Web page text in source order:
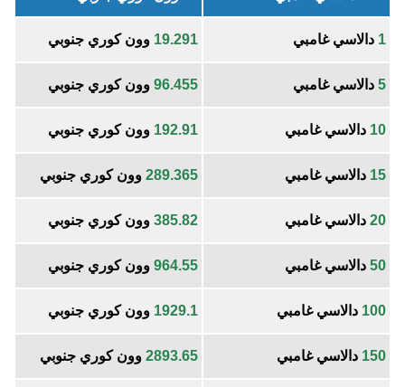
1 دالاسي غامبي 19.291 وون كوري جنوبي
5 دالاسي غامبي 96.455 وون كوري جنوبي
10 دالاسي غامبي 192.91 وون كوري جنوبي
15 دالاسي غامبي 289.365 وون كوري جنوبي
20 دالاسي غامبي 385.82 وون كوري جنوبي
50 دالاسي غامبي 964.55 وون كوري جنوبي
100 دالاسي غامبي 1929.1 وون كوري جنوبي
150 دالاسي غامبي 2893.65 وون كوري جنوبي